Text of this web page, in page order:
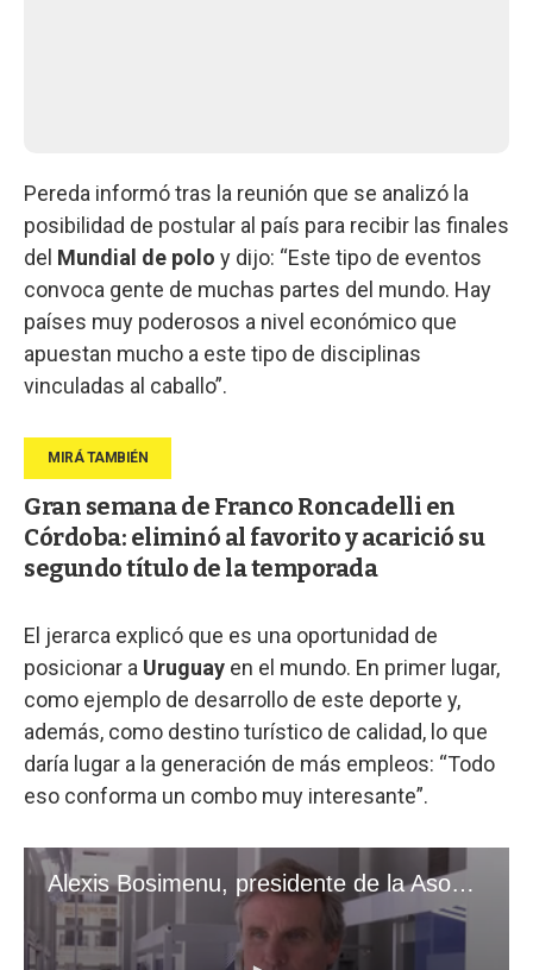
Pereda informó tras la reunión que se analizó la
posibilidad de postular al país para recibir las finales
del Mundial de polo y dijo: “Este tipo de eventos
convoca gente de muchas partes del mundo. Hay
países muy poderosos a nivel económico que
apuestan mucho a este tipo de disciplinas
vinculadas al caballo”.
Gran semana de Franco Roncadelli en
Córdoba: eliminó al favorito y acarició su
segundo título de la temporada
El jerarca explicó que es una oportunidad de
posicionar a Uruguay en el mundo. En primer lugar,
como ejemplo de desarrollo de este deporte y,
además, como destino turístico de calidad, lo que
daría lugar a la generación de más empleos: “Todo
eso conforma un combo muy interesante”.